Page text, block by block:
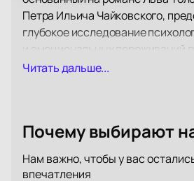
Петра Ильича Чайковского,
глубокое исследование
и эмоциональных переживаний
гастрольной постановке театра
сосредоточился на передаче
и для современного зрителя.
Читать дальше...
Почему выбирают
Нам важно, чтобы у вас
впечатления